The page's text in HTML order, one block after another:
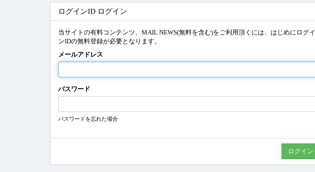
ログインID ログイン
当サイトの有料コンテンツ、MAIL NEWS(無料を含む)をご利用頂くには、はじめにログイ
ンIDの無料登録が必要となります。
メールアドレス
パスワード
パスワードを忘れた場合